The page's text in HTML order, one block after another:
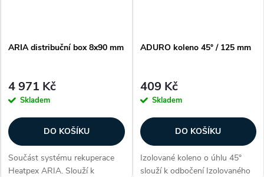
ARIA distribuční box 8x90 mm
4 971 Kč
Skladem
DO KOŠÍKU
Součást systému rekuperace
Heatpex ARIA. Slouží k
ADURO koleno 45° / 125 mm
409 Kč
Skladem
DO KOŠÍKU
Izolované koleno o úhlu 45°
slouží k odbočení Izolovaného